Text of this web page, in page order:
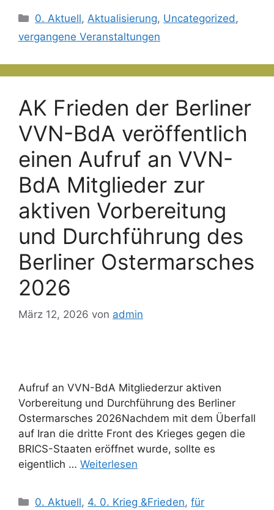
Kategorien
0. Aktuell, Aktualisierung, Uncategorized ,
vergangene Veranstaltungen
AK Frieden der Berliner
VVN-BdA veröffentlich
einen Aufruf an VVN-
BdA Mitglieder zur
aktiven Vorbereitung
und Durchführung des
Berliner Ostermarsches
2026
März 12, 2026 von admin
Aufruf an VVN-BdA Mitgliederzur aktiven
Vorbereitung und Durchführung des Berliner
Ostermarsches 2026Nachdem mit dem Überfall
auf Iran die dritte Front des Krieges gegen die
BRICS-Staaten eröffnet wurde, sollte es
eigentlich … Weiterlesen
Kategorien
0. Aktuell, 4. 0. Krieg &Frieden,für